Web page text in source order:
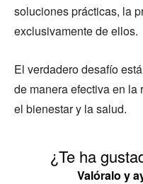
soluciones prácticas, la
exclusivamente de ellos.
El verdadero desafío
de manera efectiva en la
el bienestar y la salud.
¿Te ha
Valóralo y